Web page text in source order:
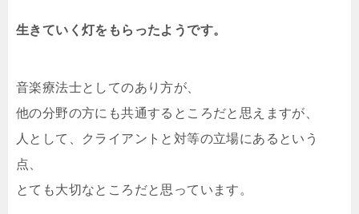
生きていく灯をもらったようです。
音楽療法士としてのあり方が、
他の分野の方にも共通するところだと思えますが、
人として、クライアントと対等の立場にあるという
点、
とても大切なところだと思っています。